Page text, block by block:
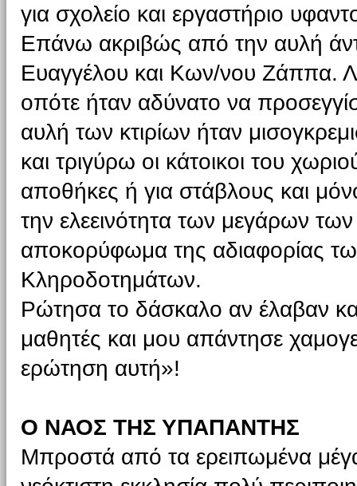
για σχολείο και εργαστήριο
Επάνω ακριβώς από την αυλή
Ευαγγέλου και Κων/νου Ζάππα.
οπότε ήταν αδύνατο να
αυλή των κτιρίων ήταν
και τριγύρω οι κάτοικοι του
αποθήκες ή για στάβλους και
την ελεεινότητα των μεγάρων
αποκορύφωμα της αδιαφορίας
Κληροδοτημάτων.
Ρώτησα το δάσκαλο αν έλαβαν
μαθητές και μου απάντησε
ερώτηση αυτή»!
Ο ΝΑΟΣ ΤΗΣ ΥΠΑΠΑΝΤΗΣ
Μπροστά από τα ερειπωμένα